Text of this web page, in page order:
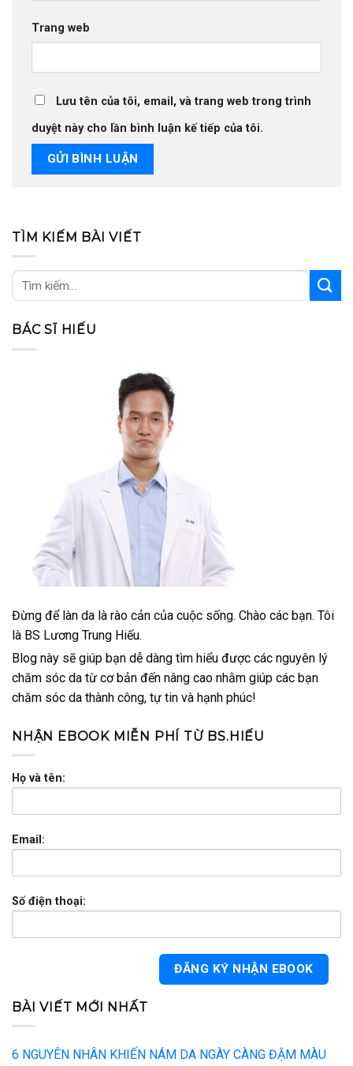
Trang web
Lưu tên của tôi, email, và trang web trong trình
duyệt này cho lần bình luận kế tiếp của tôi.
TÌM KIẾM BÀI VIẾT
BÁC SĨ HIẾU
Đừng để làn da là rào cản của cuộc sống. Chào các bạn. Tôi
là BS Lương Trung Hiếu.
Blog này sẽ giúp bạn dễ dàng tìm hiểu được các nguyên lý
chăm sóc da từ cơ bản đến nâng cao nhằm giúp các bạn
chăm sóc da thành công, tự tin và hạnh phúc!
NHẬN EBOOK MIỄN PHÍ TỪ BS.HIẾU
Họ và tên:
Email:
Số điện thoại:
BÀI VIẾT MỚI NHẤT
6 NGUYÊN NHÂN KHIẾN NÁM DA NGÀY CÀNG ĐẬM MÀU